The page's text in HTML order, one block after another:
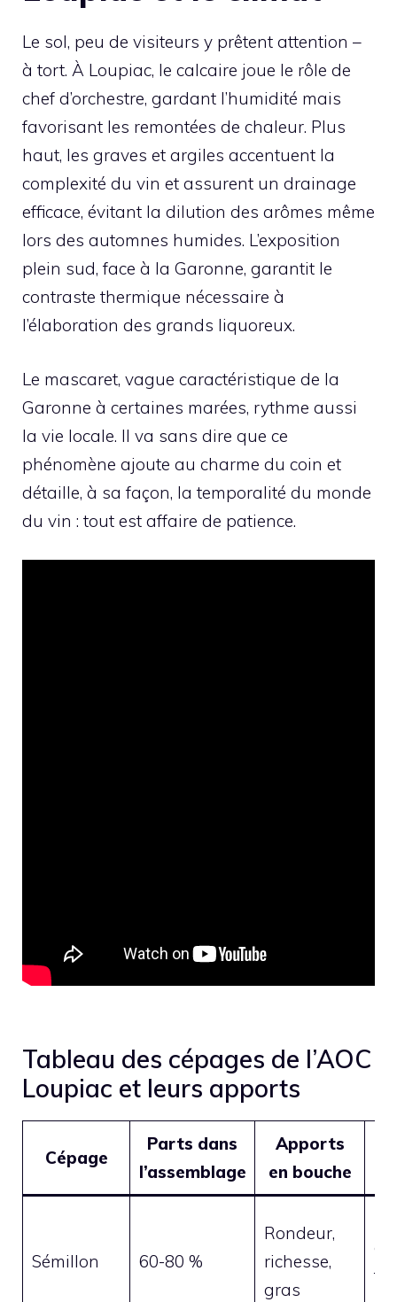
Le sol, peu de visiteurs y prêtent attention –
à tort. À Loupiac, le calcaire joue le rôle de
chef d’orchestre, gardant l’humidité mais
favorisant les remontées de chaleur. Plus
haut, les graves et argiles accentuent la
complexité du vin et assurent un drainage
efficace, évitant la dilution des arômes même
lors des automnes humides. L’exposition
plein sud, face à la Garonne, garantit le
contraste thermique nécessaire à
l’élaboration des grands liquoreux.
Le mascaret, vague caractéristique de la
Garonne à certaines marées, rythme aussi
la vie locale. Il va sans dire que ce
phénomène ajoute au charme du coin et
détaille, à sa façon, la temporalité du monde
du vin : tout est affaire de patience.
Tableau des cépages de l’AOC
Loupiac et leurs apports
Cépage
Parts dans
l’assemblage
Apports
en bouche
Sémillon 60-80 %
Rondeur,
richesse,
gras